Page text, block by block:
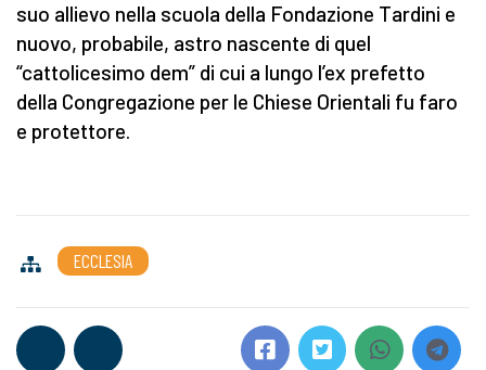
suo allievo nella scuola della Fondazione Tardini e
nuovo, probabile, astro nascente di quel
“cattolicesimo dem” di cui a lungo l’ex prefetto
della Congregazione per le Chiese Orientali fu faro
e protettore.
ECCLESIA